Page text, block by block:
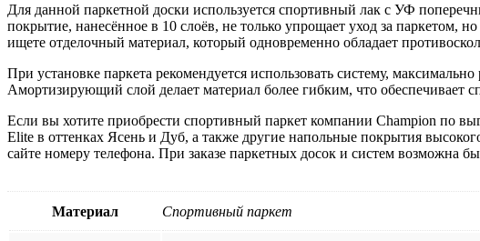
Для данной паркетной доски используется спортивный лак с УФ
покрытие, нанесённое в 10 слоёв, не только упрощает уход за паркетом,
ищете отделочный материал, который одновременно обладает
При установке паркета рекомендуется использовать систему,
Амортизирующий слой делает материал более гибким, что обеспечивает
Если вы хотите приобрести спортивный паркет компании Champion по
Elite в оттенках Ясень и Дуб, а также другие напольные покрытия
сайте номеру телефона. При заказе паркетных досок и систем возможна
Материал Спортивный паркет